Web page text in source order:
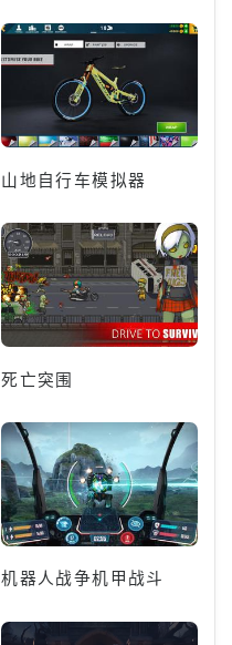
山地自行车模拟器
死亡突围
机器人战争机甲战斗